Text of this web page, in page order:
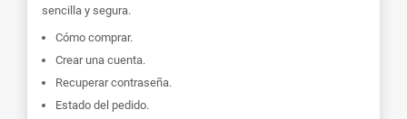
sencilla y segura.
Cómo comprar.
Crear una cuenta.
Recuperar contraseña.
Estado del pedido.